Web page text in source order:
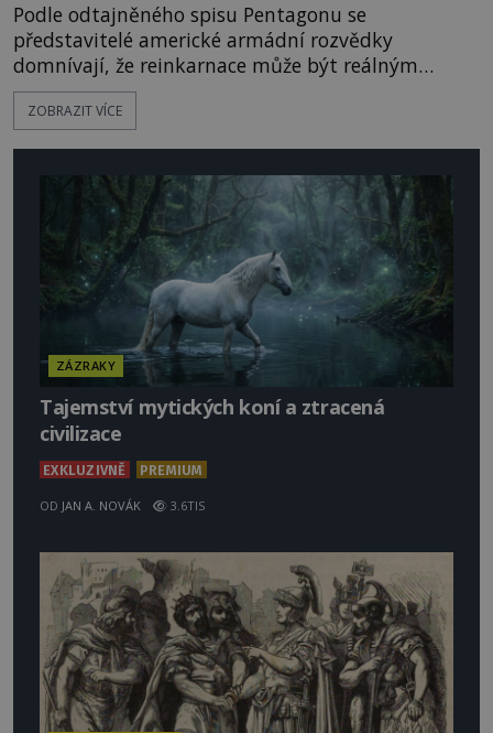
Podle odtajněného spisu Pentagonu se
představitelé americké armádní rozvědky
domnívají, že reinkarnace může být reálným
jevem. K tomuto závěru dospěli po sérii
experimentů v rámci supertajného projektu
podrobnosti ze svých minulých životů? Co se děje
ZOBRAZIT VÍCE
ZÁZRAKY
Tajemství mytických koní a ztracená
civilizace
EXKLUZIVNĚ PREMIUM
OD JAN A. NOVÁK 3.6TIS